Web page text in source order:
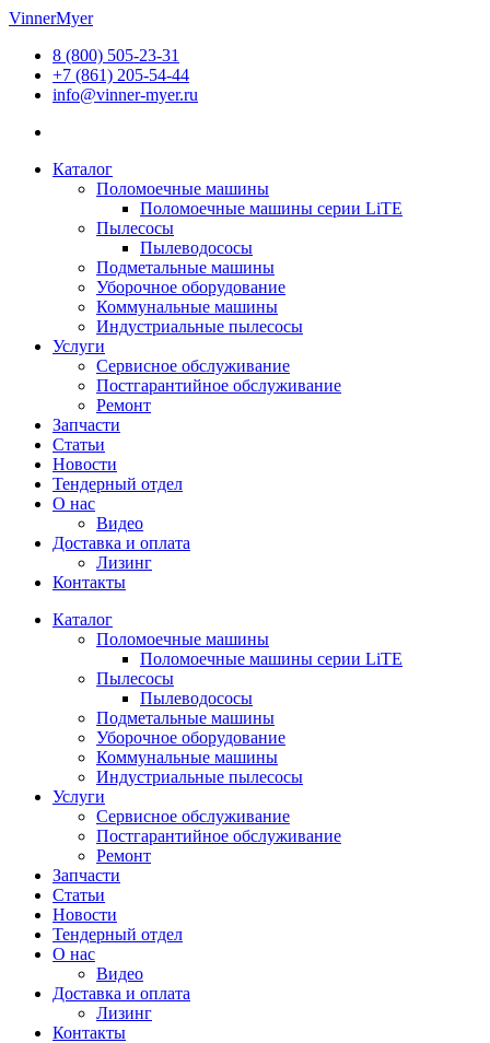
Перейти
содержимому
VinnerMyer
8 (800) 505-23-31
+7 (861) 205-54-44
info@vinner-myer.ru
Каталог
Поломоечные машины
Поломоечные машины серии LiTE
Пылесосы
Пылеводососы
Подметальные машины
Уборочное оборудование
Коммунальные машины
Индустриальные пылесосы
Услуги
Сервисное обслуживание
Постгарантийное обслуживание
Ремонт
Запчасти
Статьи
Новости
Тендерный отдел
О нас
Видео
Доставка и оплата
Лизинг
Контакты
Каталог
Поломоечные машины
Поломоечные машины серии LiTE
Пылесосы
Пылеводососы
Подметальные машины
Уборочное оборудование
Коммунальные машины
Индустриальные пылесосы
Услуги
Сервисное обслуживание
Постгарантийное обслуживание
Ремонт
Запчасти
Статьи
Новости
Тендерный отдел
О нас
Видео
Доставка и оплата
Лизинг
Контакты